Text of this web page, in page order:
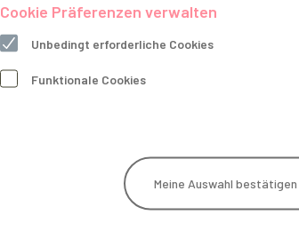
Ein sehr hohes Maß an
Sie zeigen Bereitschaft für
Sie haben sehr gute
Werden Sie Teil unserer
Wir freuen uns auf neue
Cookie Präferenzen verwalten
Unbedingt erforderliche Cookies
Funktionale Cookies
Meine Auswahl bestätigen